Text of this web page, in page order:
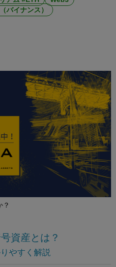
バイナンス）